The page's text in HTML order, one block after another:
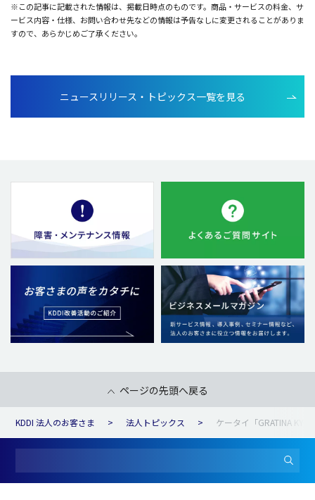
※この記事に記載された情報は、掲載日時点のものです。商品・サービスの料金、サ
ービス内容・仕様、お問い合わせ先などの情報は予告なしに変更されることがありま
すので、あらかじめご了承ください。
ニュースリリース・トピックス一覧を見る
ページの先頭へ戻る
KDDI 法人のお客さま 法人トピックス ケータイ「GRATINA